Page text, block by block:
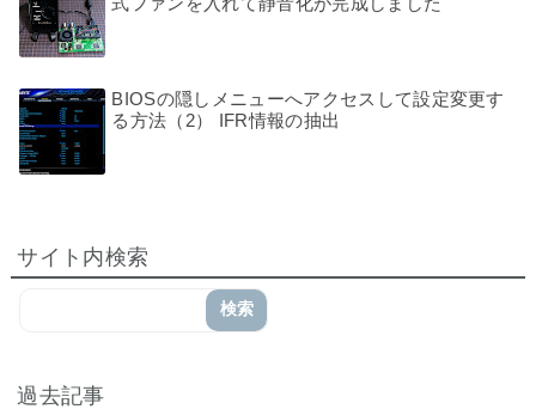
BIOSの隠しメニューへアクセスして設定変更す
る方法（2） IFR情報の抽出
サイト内検索
過去記事